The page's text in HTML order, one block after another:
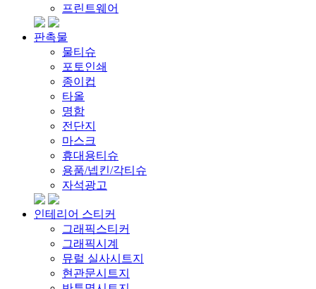
프린트웨어
판촉물
물티슈
포토인쇄
종이컵
타올
명함
전단지
마스크
휴대용티슈
용품/넵킨/각티슈
자석광고
인테리어 스티커
그래픽스티커
그래픽시계
뮤럴 실사시트지
현관문시트지